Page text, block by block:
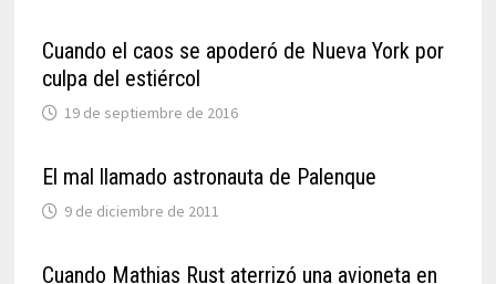
Cuando el caos se apoderó de Nueva York por
culpa del estiércol
19 de septiembre de 2016
El mal llamado astronauta de Palenque
9 de diciembre de 2011
Cuando Mathias Rust aterrizó una avioneta en